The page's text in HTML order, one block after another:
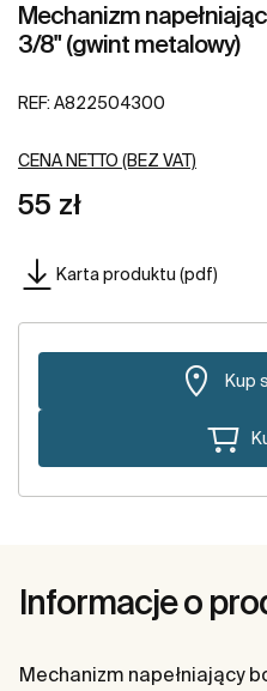
Mechanizm
3/8" (gwint metalowy)
REF: A822504300
CENA NETTO (BEZ VAT)
55 zł
Karta produktu (pdf)
Kup
Informacje o
Mechanizm napełniający